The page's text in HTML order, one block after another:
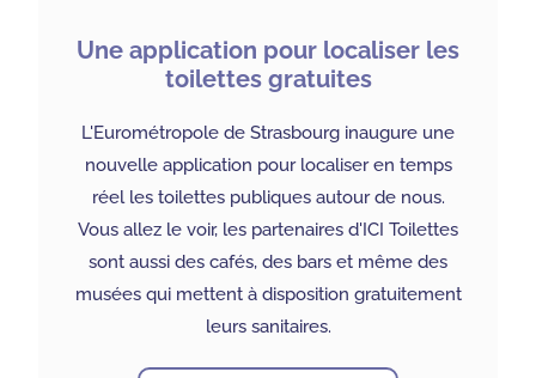
Une application pour localiser les
toilettes gratuites
L'Eurométropole de Strasbourg inaugure une
nouvelle application pour localiser en temps
réel les toilettes publiques autour de nous.
Vous allez le voir, les partenaires d'ICI Toilettes
sont aussi des cafés, des bars et même des
musées qui mettent à disposition gratuitement
leurs sanitaires.